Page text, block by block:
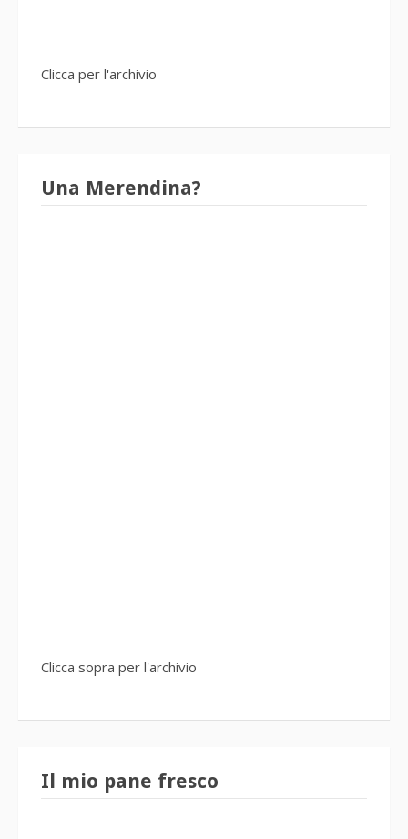
Clicca per l'archivio
Una Merendina?
Clicca sopra per l'archivio
Il mio pane fresco